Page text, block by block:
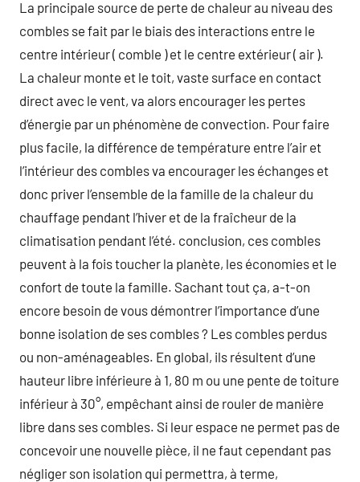
La principale source de perte de chaleur au niveau des
combles se fait par le biais des interactions entre le
centre intérieur ( comble ) et le centre extérieur ( air ).
La chaleur monte et le toit, vaste surface en contact
direct avec le vent, va alors encourager les pertes
d’énergie par un phénomène de convection. Pour faire
plus facile, la différence de température entre l’air et
l’intérieur des combles va encourager les échanges et
donc priver l’ensemble de la famille de la chaleur du
chauffage pendant l’hiver et de la fraîcheur de la
climatisation pendant l’été. conclusion, ces combles
peuvent à la fois toucher la planète, les économies et le
confort de toute la famille. Sachant tout ça, a-t-on
encore besoin de vous démontrer l’importance d’une
bonne isolation de ses combles ? Les combles perdus
ou non-aménageables. En global, ils résultent d’une
hauteur libre inférieure à 1, 80 m ou une pente de toiture
inférieur à 30°, empêchant ainsi de rouler de manière
libre dans ses combles. Si leur espace ne permet pas de
concevoir une nouvelle pièce, il ne faut cependant pas
négliger son isolation qui permettra, à terme,